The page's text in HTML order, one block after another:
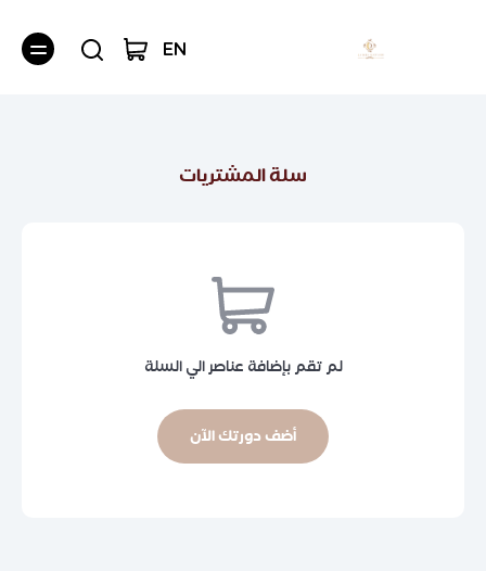
EN
سلة المشتريات
لم تقم بإضافة عناصر الي السلة
أضف دورتك الآن